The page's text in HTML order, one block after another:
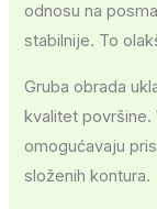
odnosu na
stabilnije. To
Gruba obrada
kvalitet površine.
omogućavaju
složenih kontura.